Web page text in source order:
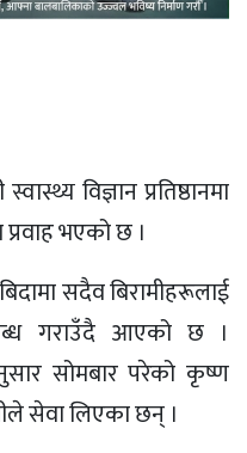
विज्ञान प्रतिष्ठानमा
भएको छ ।
सदैव बिरामीहरूलाई
गराउँदै आएको छ ।
सोमबार परेको कृष्ण
सेवा लिएका छन् ।